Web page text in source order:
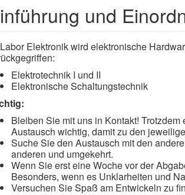
und
Elektronik wird elektronische
Elektrotechnik I und II
Elektronische Schaltungstechnik
Bleiben Sie mit uns in Kontakt!
Austausch wichtig, damit zu den
Suche Sie den Austausch mit den
anderen und umgekehrt.
Wenn Sie erst eine Woche vor der
Besonders, wenn es Unklarheiten und
Versuchen Sie Spaß am Entwickeln zu